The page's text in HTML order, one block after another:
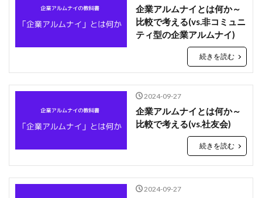
企業アルムナイとは何か～
比較で考える(vs.非コミュニ
ティ型の企業アルムナイ)
続きを読む
2024-09-27
企業アルムナイとは何か～
比較で考える(vs.社友会)
続きを読む
2024-09-27